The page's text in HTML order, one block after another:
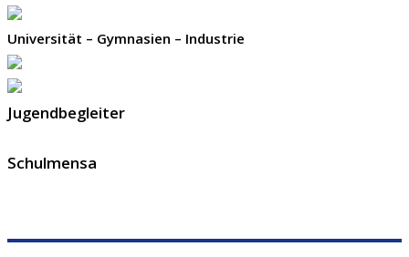
Universität – Gymnasien – Industrie
Jugendbegleiter
Schulmensa